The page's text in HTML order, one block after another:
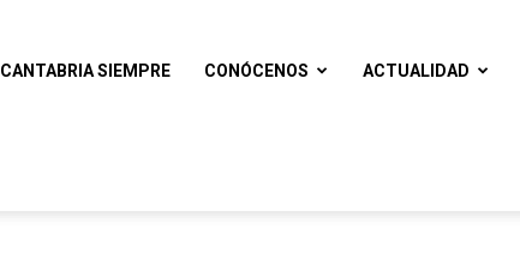
CANTABRIA SIEMPRE CONÓCENOS ACTUALIDAD